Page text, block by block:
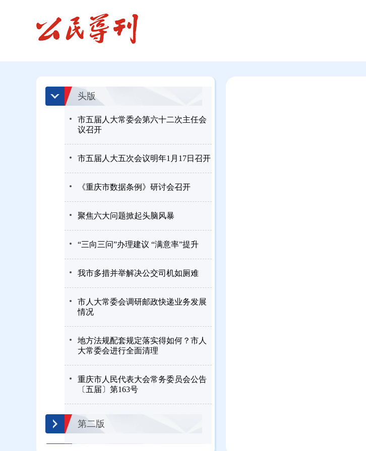
头版
市五届人大常委会第六十二次主任会
议召开
市五届人大五次会议明年1月17日召开
《重庆市数据条例》研讨会召开
聚焦六大问题掀起头脑风暴
“三向三问”办理建议 “满意率”提升
我市多措并举解决公交司机如厕难
市人大常委会调研邮政快递业务发展
情况
地方法规配套规定落实得如何？市人
大常委会进行全面清理
重庆市人民代表大会常务委员会公告
〔五届〕第163号
第二版